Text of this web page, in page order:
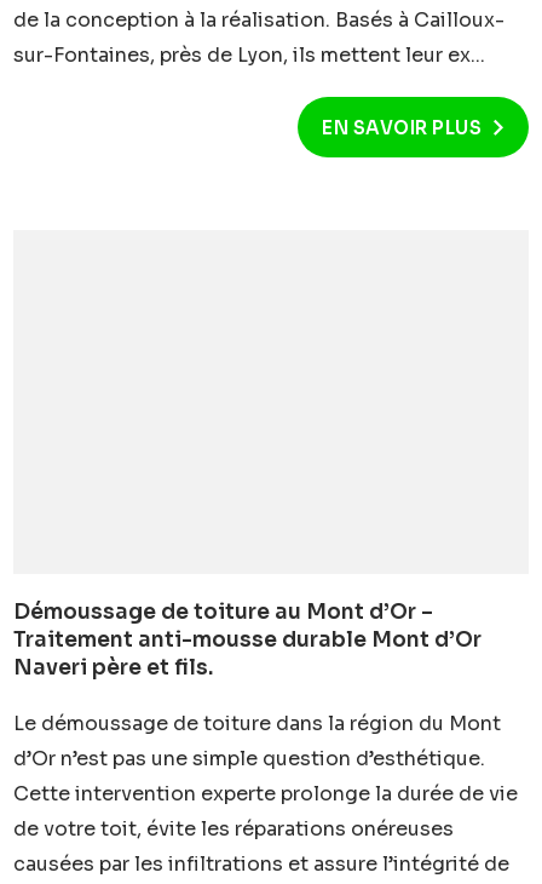
de la conception à la réalisation. Basés à Cailloux-
sur-Fontaines, près de Lyon, ils mettent leur ex...
EN SAVOIR PLUS
Démoussage de toiture au Mont d’Or –
Traitement anti-mousse durable Mont d’Or
Naveri père et fils.
Le démoussage de toiture dans la région du Mont
d’Or n’est pas une simple question d’esthétique.
Cette intervention experte prolonge la durée de vie
de votre toit, évite les réparations onéreuses
causées par les infiltrations et assure l’intégrité de